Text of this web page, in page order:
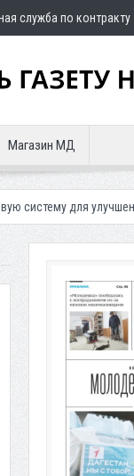
служба по контракту
Магазин МД
ситуации с